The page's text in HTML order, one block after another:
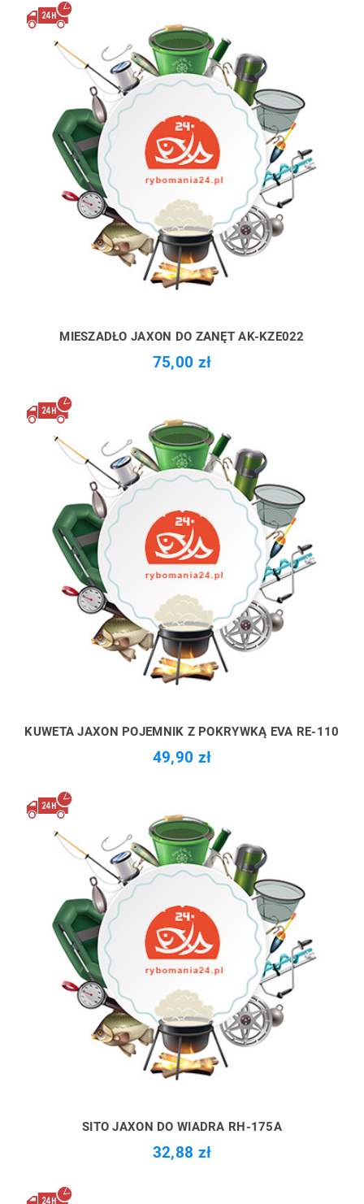
MIESZADŁO JAXON DO ZANĘT AK-KZE022
75,00 zł
KUWETA JAXON POJEMNIK Z POKRYWKĄ EVA RE-110
49,90 zł
SITO JAXON DO WIADRA RH-175A
32,88 zł